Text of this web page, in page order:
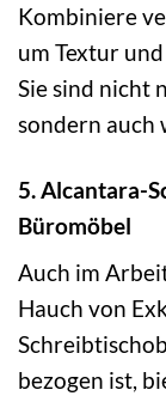
Kombiniere
um Textur
Sie sind nicht
sondern auch
5. Alcantara-
Büromöbel
Auch im
Hauch von
bezogen ist,